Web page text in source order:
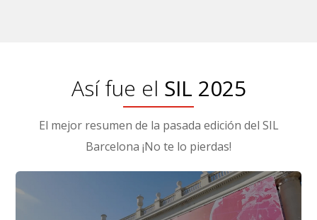
Así fue el SIL 2025
El mejor resumen de la pasada edición del SIL
Barcelona ¡No te lo pierdas!